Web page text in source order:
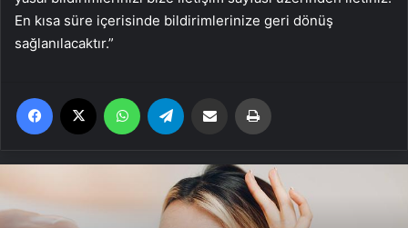
En kısa süre içerisinde bildirimlerinize geri dönüş
sağlanılacaktır.”
Facebook WhatsApp Email'den paylaş